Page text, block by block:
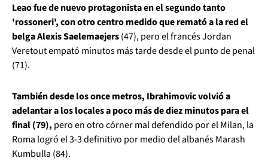
Leao fue de nuevo protagonista en el segundo tanto
'rossoneri', con otro centro medido que remató a la red el
belga Alexis Saelemaejers(47), pero el francés Jordan
Veretout empató minutos más tarde desde el punto de penal
(71).
También desde los once metros, Ibrahimovic volvió a
adelantar a los locales a poco más de diez minutos para el
final (79), pero en otro córner mal defendido por el Milan, la
Roma logró el 3-3 definitivo por medio del albanés Marash
Kumbulla (84).